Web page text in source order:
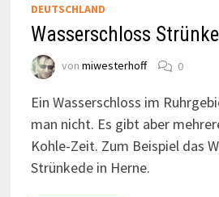
DEUTSCHLAND
Wasserschloss
von miwesterhoff 0
Ein Wasserschloss im
man nicht. Es gibt aber
Kohle-Zeit. Zum Beispiel das
Strünkede in Herne.